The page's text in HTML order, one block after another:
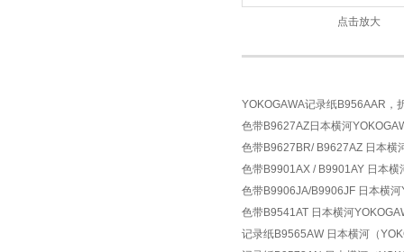
点击放大
YOKOGAWA记录纸B956AAR，
色带B9627AZ日本横河
色带B9627BR/ B9627AZ 日本横
色带B9901AX / B9901AY 日本
色带B9906JA/B9906JF 日本横
色带B9541AT 日本横河
记录纸B9565AW 日本横河（